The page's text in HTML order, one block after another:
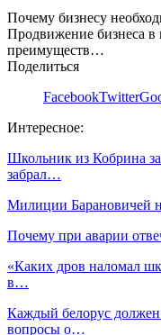
Почему бизнесу
Продвижение бизнеса в
преимуществ…
Поделиться
FacebookTwitter
Интересное:
Школьник из Кобрина
забрал…
Милиции Барановичей
Почему при аварии
«Каких дров наломал
в…
Каждый белорус
вопросы о…